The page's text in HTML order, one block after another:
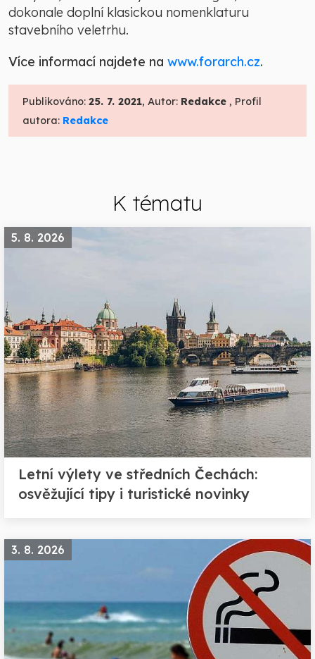
dokonale doplní klasickou nomenklaturu
stavebního veletrhu.
Více informací najdete na www.forarch.cz.
Publikováno: 25. 7. 2021, Autor: Redakce , Profil
autora: Redakce
K tématu
5. 8. 2026
Letní výlety ve středních Čechách:
osvěžující tipy i turistické novinky
3. 8. 2026